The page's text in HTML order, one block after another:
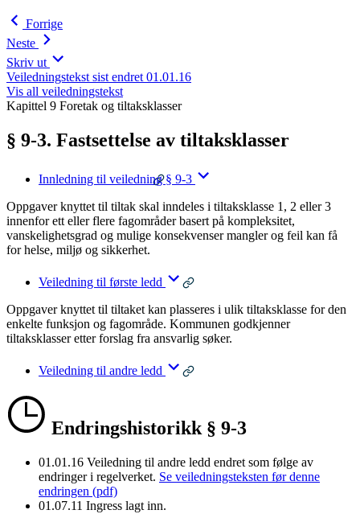
Forrige
Neste
Skriv ut
Veiledningstekst sist endret 01.01.16
Vis all veiledningstekst
Kapittel 9 Foretak og tiltaksklasser
§ 9-3. Fastsettelse av tiltaksklasser
Innledning til veiledning § 9-3
Oppgaver knyttet til tiltak skal inndeles i tiltaksklasse 1, 2 eller 3
innenfor ett eller flere fagområder basert på kompleksitet,
vanskelighetsgrad og mulige konsekvenser mangler og feil kan få
for helse, miljø og sikkerhet.
Veiledning til første ledd
Oppgaver knyttet til tiltaket kan plasseres i ulik tiltaksklasse for den
enkelte funksjon og fagområde. Kommunen godkjenner
tiltaksklasser etter forslag fra ansvarlig søker.
Veiledning til andre ledd
Endringshistorikk § 9-3
01.01.16 Veiledning til andre ledd endret som følge av
endringer i regelverket. Se veiledningsteksten før denne
endringen (pdf)
01.07.11 Ingress lagt inn.